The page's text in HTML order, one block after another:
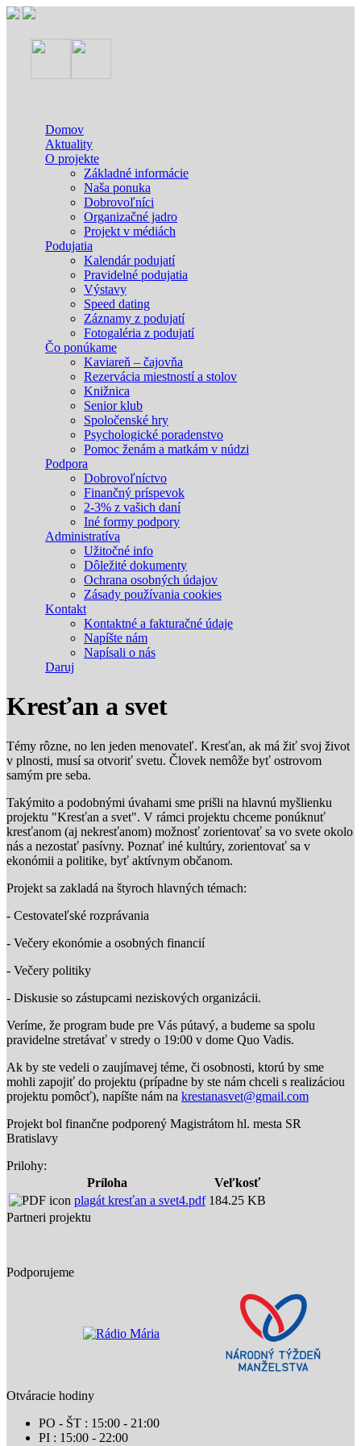
Domov
Aktuality
O projekte
Základné informácie
Naša ponuka
Dobrovoľníci
Organizačné jadro
Projekt v médiách
Podujatia
Kalendár podujatí
Pravidelné podujatia
Výstavy
Speed dating
Záznamy z podujatí
Fotogaléria z podujatí
Čo ponúkame
Kaviareň – čajovňa
Rezervácia miestností a stolov
Knižnica
Senior klub
Spoločenské hry
Psychologické poradenstvo
Pomoc ženám a matkám v núdzi
Podpora
Dobrovoľníctvo
Finančný príspevok
2-3% z vašich daní
Iné formy podpory
Administratíva
Užitočné info
Dôležité dokumenty
Ochrana osobných údajov
Zásady používania cookies
Kontakt
Kontaktné a fakturačné údaje
Napíšte nám
Napísali o nás
Daruj
Kresťan a svet
Témy rôzne, no len jeden menovateľ. Kresťan, ak má žiť svoj život
v plnosti, musí sa otvoriť svetu. Človek nemôže byť ostrovom
samým pre seba.
Takýmito a podobnými úvahami sme prišli na hlavnú myšlienku
projektu "Kresťan a svet". V rámci projektu chceme ponúknuť
kresťanom (aj nekresťanom) možnosť zorientovať sa vo svete okolo
nás a nezostať pasívny. Poznať iné kultúry, zorientovať sa v
ekonómii a politike, byť aktívnym občanom.
Projekt sa zakladá na štyroch hlavných témach:
- Cestovateľské rozprávania
- Večery ekonómie a osobných financií
- Večery politiky
- Diskusie so zástupcami neziskových organizácii.
Veríme, že program bude pre Vás pútavý, a budeme sa spolu
pravidelne stretávať v stredy o 19:00 v dome Quo Vadis.
Ak by ste vedeli o zaujímavej téme, či osobnosti, ktorú by sme
mohli zapojiť do projektu (prípadne by ste nám chceli s realizáciou
projektu pomôcť), napíšte nám na krestanasvet@gmail.com
Projekt bol finančne podporený Magistrátom hl. mesta SR
Bratislavy
Prilohy:
Príloha
Veľkosť
plagát kresťan a svet4.pdf 184.25 KB
Partneri projektu
Podporujeme
Otváracie hodiny
PO - ŠT : 15:00 - 21:00
PI : 15:00 - 22:00